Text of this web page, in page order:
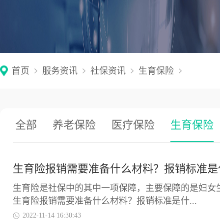
首页 服务资讯 社保资讯 生育保险
全部 养老保险 医疗保险 生育保险
生育险报销需要准备什么材料？报销标准
生育险是社保中的其中一项保障，主要保障的是妇
生育险报销需要准备什么材料？报销标准是什...
2022-11-14 16:30:43